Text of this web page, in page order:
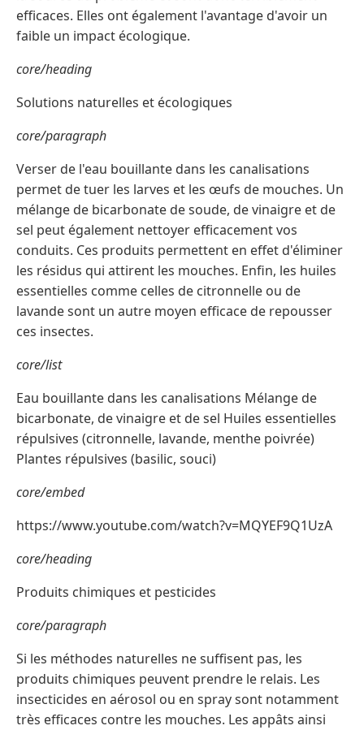
efficaces. Elles ont également l'avantage d'avoir un
faible un impact écologique.
core/heading
Solutions naturelles et écologiques
core/paragraph
Verser de l'eau bouillante dans les canalisations
permet de tuer les larves et les œufs de mouches. Un
mélange de bicarbonate de soude, de vinaigre et de
sel peut également nettoyer efficacement vos
conduits. Ces produits permettent en effet d'éliminer
les résidus qui attirent les mouches. Enfin, les huiles
essentielles comme celles de citronnelle ou de
lavande sont un autre moyen efficace de repousser
ces insectes.
core/list
Eau bouillante dans les canalisations Mélange de
bicarbonate, de vinaigre et de sel Huiles essentielles
répulsives (citronnelle, lavande, menthe poivrée)
Plantes répulsives (basilic, souci)
core/embed
https://www.youtube.com/watch?v=MQYEF9Q1UzA
core/heading
Produits chimiques et pesticides
core/paragraph
Si les méthodes naturelles ne suffisent pas, les
produits chimiques peuvent prendre le relais. Les
insecticides en aérosol ou en spray sont notamment
très efficaces contre les mouches. Les appâts ainsi